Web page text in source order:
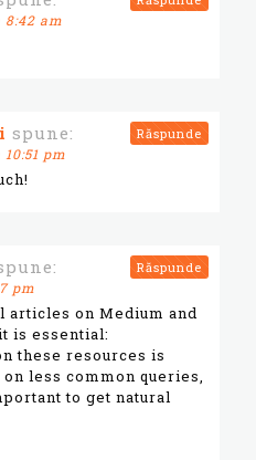
am
spune:
pm
Răspunde
pm
articles on Medium and
is essential:
these resources is
less common queries,
to get natural
Răspunde